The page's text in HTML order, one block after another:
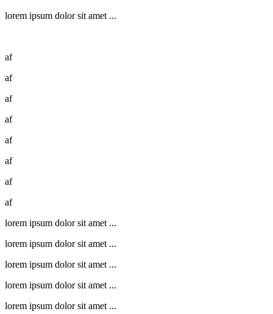
lorem ipsum dolor sit amet ...
af
af
af
af
af
af
af
af
lorem ipsum dolor sit amet ...
lorem ipsum dolor sit amet ...
lorem ipsum dolor sit amet ...
lorem ipsum dolor sit amet ...
lorem ipsum dolor sit amet ...